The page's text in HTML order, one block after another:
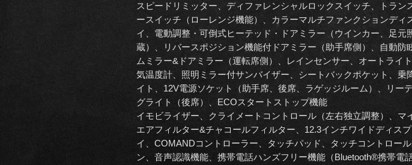
スピードリミッター、ディファレンシャルロックスイッチ、トラン
ースイッチ（ローレンジ機能）、カラーマルチファンクションディ
イ、電動調整・可倒式ヒーテッド・ドアミラー（ウインカー、足元
蔵）、リバースポジション機能付ドアミラー（助手席側）、自動防
ムミラー&ドアミラー（運転席側）、レインセンサー、オートライ
気温度計、照明ミラー付サンバイザー、シートバックポケット、乗
イト、12V電源ソケット（助手席、後席、ラゲッジルーム）、リー
グライト（後席）、ECOスタートストップ機能
イモビライザー、クライメートコントロール（左右独立調整）、マ
エアフィルター&チャコールフィルター、12.3インチワイドディス
イ、COMANDコントローラー、タッチパッド、タッチコントロー
ン、音声認識機能、携帯電話ハンズフリー機能（Bluetooth®携帯電